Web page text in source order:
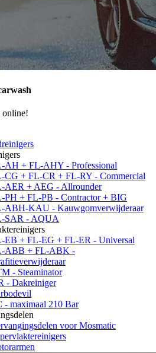
online!
AH + FL-AHY - Professional
CG + FL-CR + FL-RY - Commercial
AER + AEG - Allrounder
PH + FL-PB - Contractor + BIG
ABH-KAU - Kauwgomverwijderaar
SAR - AQUA
EB + FL-EG + FL-ER - Universal
ABB + FL-ABK -
- Steaminator
- Dakreiniger
- maximaal 210 Bar
voor Mosmatic